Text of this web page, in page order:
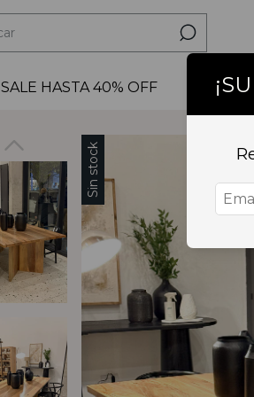
SALE HASTA 40% OFF
Sin stock